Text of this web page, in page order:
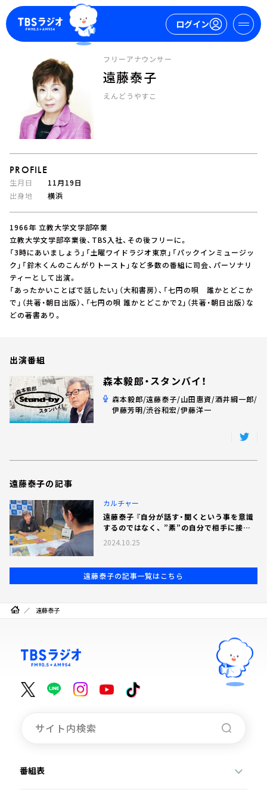
ログイン
マイページ
ログイン
今日の番組表
週間番組表
トピックス
TBS Podcast
お知らせ
イベント・グッズ
YouTube
会社情報
フリーアナウンサー
遠藤泰子
えんどうやすこ
PROFILE
生月日
11月19日
出身地
横浜
1966年 立教大学文学部卒業
立教大学文学部卒業後、TBS入社、その後フリーに。
「3時にあいましょう」「土曜ワイドラジオ東京」「パックインミュージッ
ク」「鈴木くんのこんがりトースト」など多数の番組に司会、パーソナリ
ティーとして出演。
「あったかいことばで話したい」（大和書房）、「七円の唄 誰かとどこか
で」（共著・朝日出版）、「七円の唄 誰かとどこかで2」（共著・朝日出版）な
どの著書あり。
出演番組
森本毅郎・スタンバイ！
森本毅郎/遠藤泰子/山田惠資/酒井綱一郎/
伊藤芳明/渋谷和宏/伊藤洋一
遠藤泰子の記事
カルチャー
遠藤泰子 『自分が話す・聞くという事を意識
するのではなく、 ”素”の自分で相手に接す
ることを大事に』
2024.10.25
遠藤泰子の記事一覧はこちら
遠藤泰子
番組表